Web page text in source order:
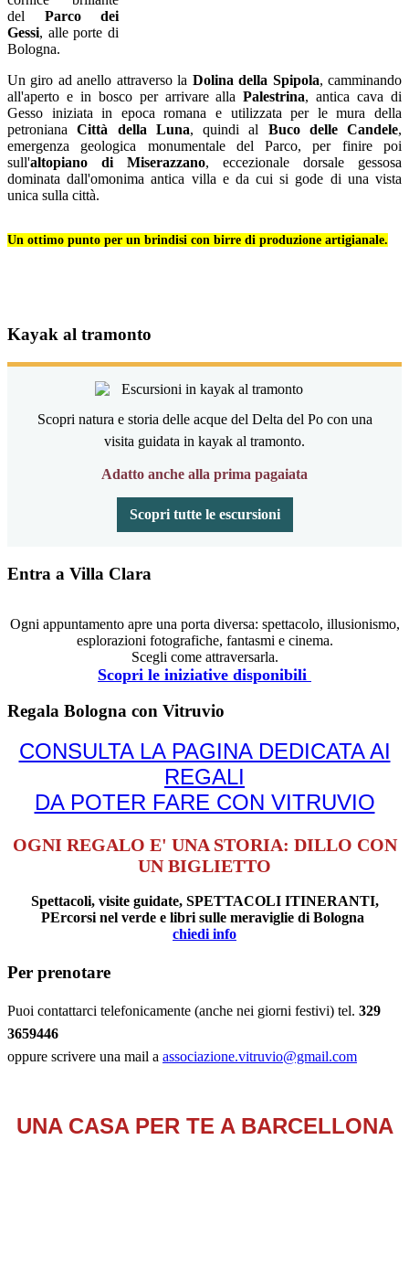
del Parco
dei
Gessi, alle porte di
Bologna.
Un giro ad anello attraverso la Dolina della Spipola, camminando
all'aperto e in bosco per arrivare allaPalestrina, antica cava di
Gesso iniziata in epoca romana e utilizzata per le mura della
petronianaCittà della Luna, quindi al Buco delle Candele,
emergenza geologica monumentale del Parco, per finire poi
sull'altopiano di Miserazzano, eccezionale dorsale gessosa
dominata dall'omonima antica villa e da cui si gode di una vista
unica sulla città.
Un ottimo punto per un brindisi con birre di produzione artigianale.
Kayak al tramonto
Scopri natura e storia delle acque del Delta del Po con una
visita guidata in kayak al tramonto.
Adatto anche alla prima pagaiata
Scopri tutte le escursioni
Entra a Villa Clara
Ogni appuntamento apre una porta diversa: spettacolo, illusionismo,
esplorazioni fotografiche, fantasmi e cinema.
Scegli come attraversarla.
Scopri le iniziative disponibili
Regala Bologna con Vitruvio
CONSULTA LA PAGINA DEDICATA AI
REGALI
DA POTER FARE CON VITRUVIO
OGNI REGALO E' UNA STORIA: DILLO CON
UN BIGLIETTO
Spettacoli, visite guidate, SPETTACOLI ITINERANTI,
PErcorsi nel verde e libri sulle meraviglie di Bologna
chiedi info
Per prenotare
Puoi contattarci telefonicamente (anche nei giorni festivi) tel. 329
3659446
oppure scrivere una mail a associazione.vitruvio@gmail.com
UNA CASA PER TE A BARCELLONA